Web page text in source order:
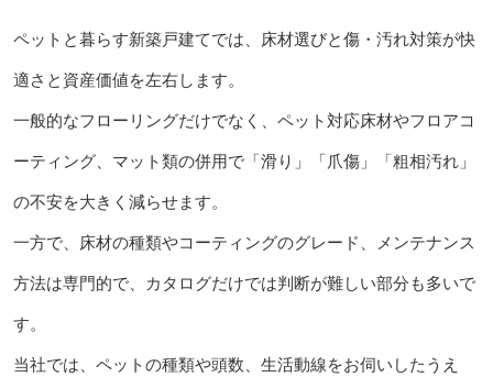
ペットと暮らす新築戸建てでは、床材選びと傷・汚れ対策が快
適さと資産価値を左右します。
一般的なフローリングだけでなく、ペット対応床材やフロアコ
ーティング、マット類の併用で「滑り」「爪傷」「粗相汚れ」
の不安を大きく減らせます。
一方で、床材の種類やコーティングのグレード、メンテナンス
方法は専門的で、カタログだけでは判断が難しい部分も多いで
す。
当社では、ペットの種類や頭数、生活動線をお伺いしたうえ